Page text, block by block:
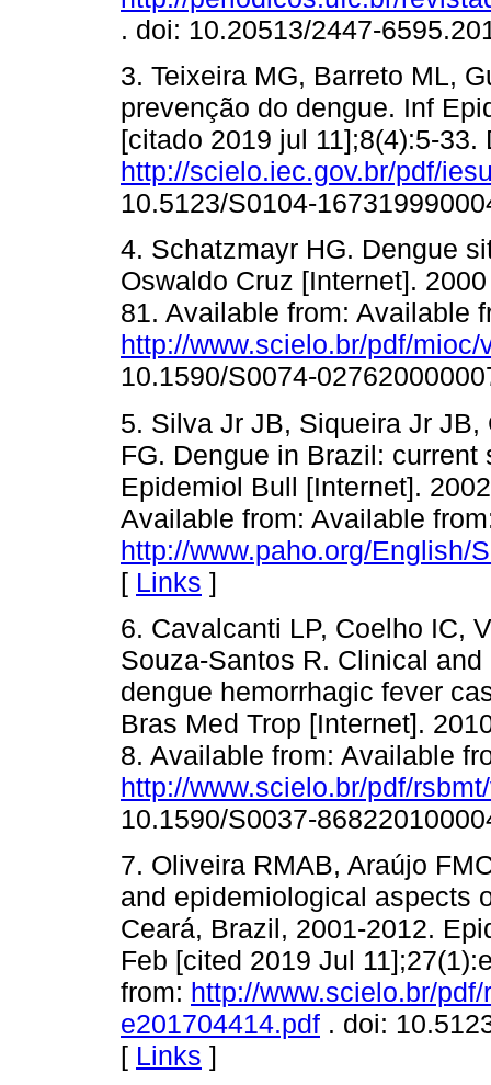
. doi: 10.20513/2447-
3. Teixeira MG, Barreto ML,
prevenção do dengue. Inf
[citado 2019 jul 11];8(4):5-
http://scielo.iec.gov.br/pdf/
10.5123/S0104-
4. Schatzmayr HG. Dengue
Oswaldo Cruz [Internet].
81. Available from: Available
http://www.scielo.br/pdf/
10.1590/S0074-
5. Silva Jr JB, Siqueira Jr
FG. Dengue in Brazil:
Epidemiol Bull [Internet].
Available from: Available
http://www.paho.org/English/
[ Links ]
6. Cavalcanti LP, Coelho IC,
Souza-Santos R. Clinical
dengue hemorrhagic fever
Bras Med Trop [Internet].
8. Available from: Available
http://www.scielo.br/pdf/
10.1590/S0037-
7. Oliveira RMAB, Araújo
and epidemiological aspects
Ceará, Brazil, 2001-2012.
Feb [cited 2019 Jul
from: http://www.scielo.br/
e201704414.pdf . doi:
[ Links ]